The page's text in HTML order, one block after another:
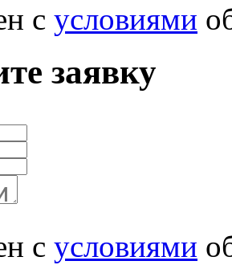
с условиями
заявку
с условиями